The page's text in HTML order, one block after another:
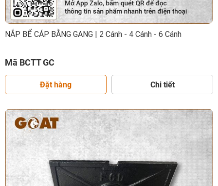
NẮP BỂ CÁP BẰNG GANG | 2 Cánh - 4 Cánh - 6 Cánh
Mã BCTT GC
Đặt hàng Chi tiết